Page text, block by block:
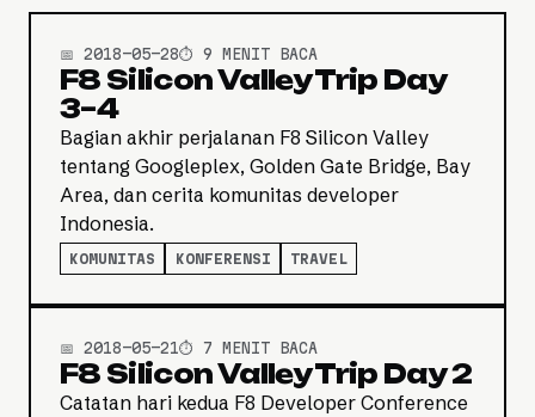
📅 2018-05-28⏱️ 9 MENIT BACA
F8 Silicon Valley Trip Day
3–4
Bagian akhir perjalanan F8 Silicon Valley
tentang Googleplex, Golden Gate Bridge, Bay
Area, dan cerita komunitas developer
Indonesia.
KOMUNITAS KONFERENSI TRAVEL
📅 2018-05-21⏱️ 7 MENIT BACA
F8 Silicon Valley Trip Day 2
Catatan hari kedua F8 Developer Conference